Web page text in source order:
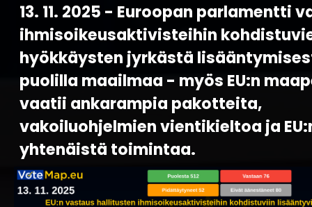
13. 11. 2025 - Euroopan parlamentti
ihmisoikeusaktivisteihin
hyökkäysten jyrkästä
puolilla maailmaa - myös EU:n
vaatii ankarampia pakotteita,
vakoiluohjelmien vientikieltoa ja
yhtenäistä toimintaa.